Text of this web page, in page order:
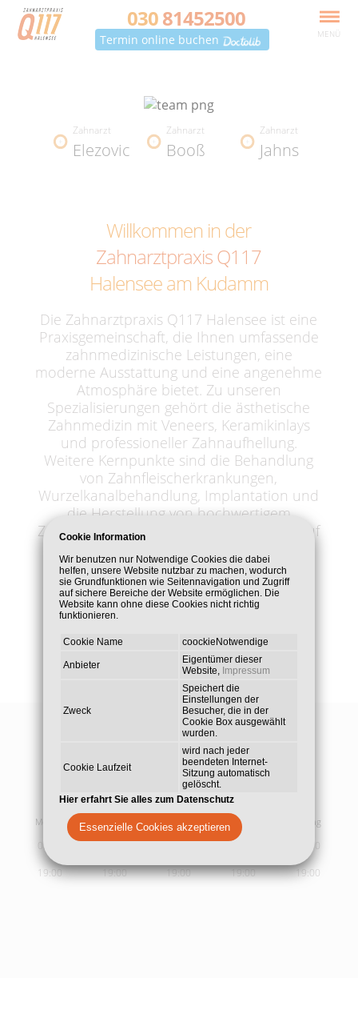
Cookie Information
Wir benutzen nur Notwendige Cookies die dabei
helfen, unsere Website nutzbar zu machen, wodurch
sie Grundfunktionen wie Seitennavigation und Zugriff
auf sichere Bereiche der Website ermöglichen. Die
Website kann ohne diese Cookies nicht richtig
funktionieren.
Cookie Name coockieNotwendige
Anbieter
Eigentümer dieser
Website, Impressum
Zweck
Speichert die
Einstellungen der
Besucher, die in der
Cookie Box ausgewählt
wurden.
Cookie Laufzeit
wird nach jeder
beendeten Internet-
Sitzung automatisch
gelöscht.
Hier erfahrt Sie alles zum Datenschutz
Essenzielle Cookies akzeptieren
03081452500
MENÜ
Termin online buchen
Zahnarzt
Elezovic
Zahnarzt
Booß
Zahnarzt
Jahns
Willkommen in der
Zahnarztpraxis Q117
Halensee am Kudamm
Die Zahnarztpraxis Q117 Halensee ist eine
Praxisgemeinschaft, die Ihnen umfassende
zahnmedizinische Leistungen, eine
moderne Ausstattung und eine angenehme
Atmosphäre bietet. Zu unseren
Spezialisierungen gehört die ästhetische
Zahnmedizin mit Veneers, Keramikinlays
und professioneller Zahnaufhellung.
Weitere Kernpunkte sind die Behandlung
von Zahnfleischerkrankungen,
Wurzelkanalbehandlung, Implantation und
die Herstellung von hochwertigem
Zahnersatz. Besonderen Wert legen wir auf
Lachgas, um so ein angst - und
schmerzfreies Behandeln zu ermöglichen.
Sprech- undBehandlungszeiten
Montag
09:00
19:00
Dienstag
09:00
19:00
Mittwoch
09:00
19:00
Donnerstag
09:00
19:00
Freitag
09:00
19:00